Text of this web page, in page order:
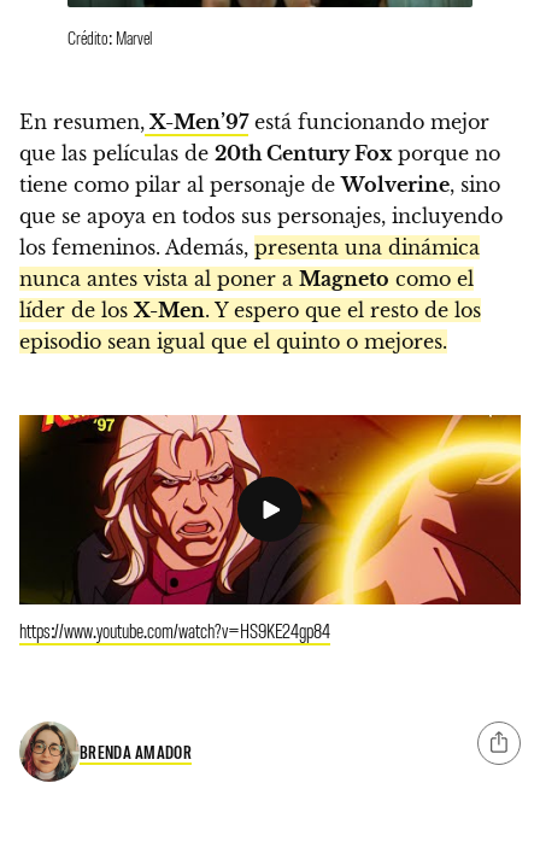
Crédito: Marvel
En resumen, X-Men’97está funcionando mejor
que las películas de 20th Century Fox porque no
tiene como pilar al personaje deWolverine, sino
que se apoya en todos sus personajes, incluyendo
los femeninos. Además, presenta una dinámica
nunca antes vista al poner a Magneto como el
líder de los X-Men. Y espero que el resto de los
episodio sean igual que el quinto o mejores.
https://www.youtube.com/watch?v=HS9KE24gp84
BRENDA AMADOR